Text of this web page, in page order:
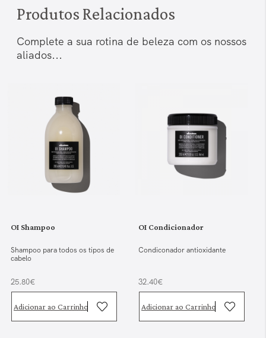
Produtos Relacionados
Complete a sua rotina de beleza com os nossos
aliados...
OI Shampoo
Shampoo para todos os tipos de
cabelo
25.80€
Adicionar ao Carrinho
OI Condicionador
Condiconador antioxidante
32.40€
Adicionar ao Carrinho